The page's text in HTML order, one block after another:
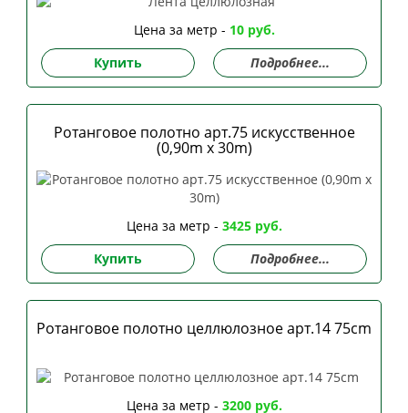
Цена за метр - 10 руб.
Купить
Подробнее...
Ротанговое полотно арт.75 искусственное
(0,90m x 30m)
Цена за метр - 3425 руб.
Купить
Подробнее...
Ротанговое полотно целлюлозное арт.14 75сm
Цена за метр - 3200 руб.